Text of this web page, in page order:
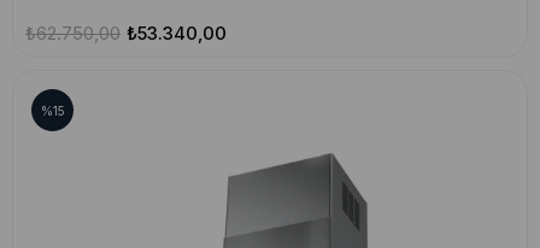
₺53.340,00
₺62.750,00
%15